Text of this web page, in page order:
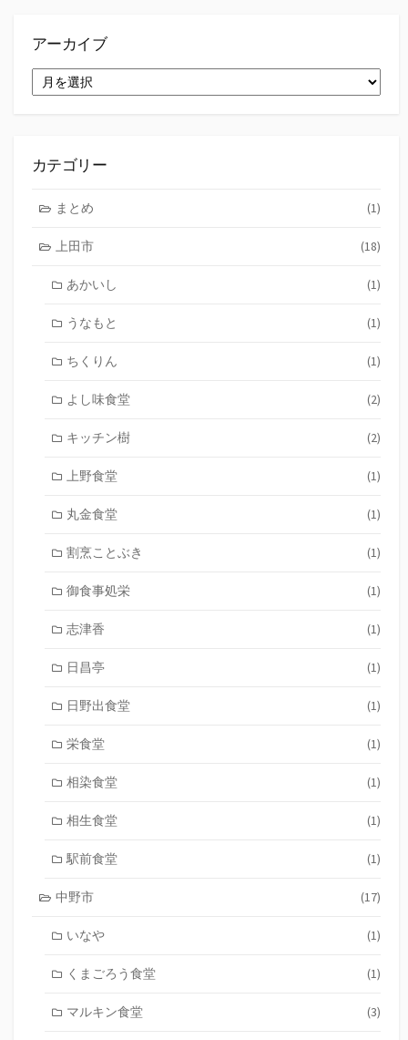
アーカイブ
ー
カテゴリー
まとめ (1)
上田市 (18)
あかいし (1)
うなもと (1)
ちくりん (1)
よし味食堂 (2)
キッチン樹 (2)
上野食堂 (1)
丸金食堂 (1)
割烹ことぶき (1)
御食事処栄 (1)
志津香 (1)
日昌亭 (1)
日野出食堂 (1)
栄食堂 (1)
相染食堂 (1)
相生食堂 (1)
駅前食堂 (1)
中野市 (17)
いなや (1)
くまごろう食堂 (1)
マルキン食堂 (3)